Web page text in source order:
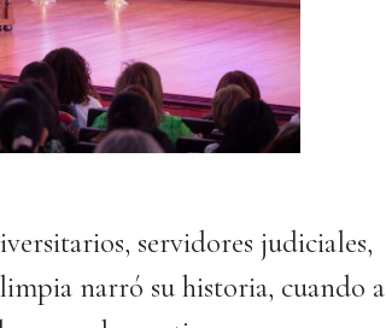
servidores judiciales,
narró su historia, cuando a